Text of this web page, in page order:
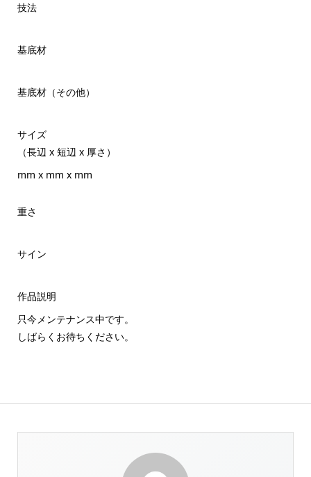
技法
基底材
基底材（その他）
サイズ
（長辺 x 短辺 x 厚さ）
mm x mm x mm
重さ
サイン
作品説明
只今メンテナンス中です。
しばらくお待ちください。